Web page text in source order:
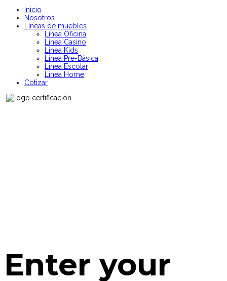
Inicio
Nosotros
Líneas de muebles
Línea Oficina
Línea Casino
Línea Kids
Línea Pre-Básica
Línea Escolar
Línea Home
Cotizar
Enter your